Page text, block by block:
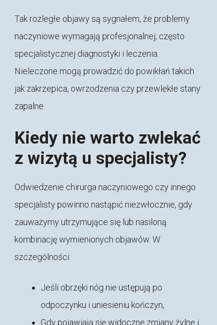
Tak rozległe objawy są sygnałem, że problemy
naczyniowe wymagają profesjonalnej, często
specjalistycznej diagnostyki i leczenia.
Nieleczone mogą prowadzić do powikłań takich
jak zakrzepica, owrzodzenia czy przewlekłe stany
zapalne.
Kiedy nie warto zwlekać
z wizytą u specjalisty?
Odwiedzenie chirurga naczyniowego czy innego
specjalisty powinno nastąpić niezwłocznie, gdy
zauważymy utrzymujące się lub nasiloną
kombinację wymienionych objawów. W
szczególności:
Jeśli obrzęki nóg nie ustępują po
odpoczynku i uniesieniu kończyn,
Gdy pojawiają się widoczne zmiany żylne i